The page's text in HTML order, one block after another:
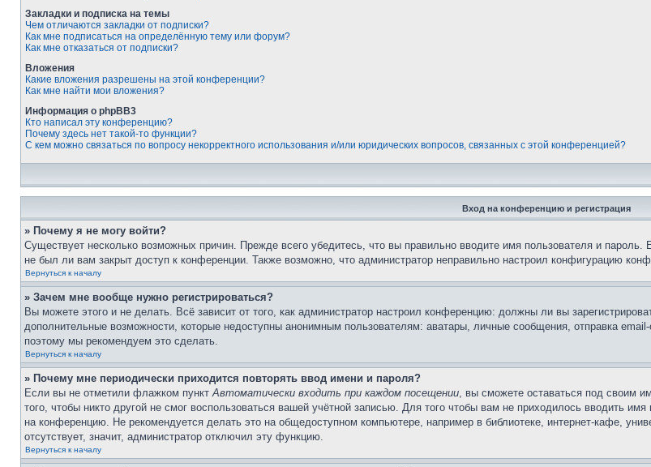
Закладки и подписка на темы
Чем отличаются закладки от подписки?
Как мне подписаться на определённую тему или форум?
Как мне отказаться от подписки?
Вложения
Какие вложения разрешены на этой конференции?
Как мне найти мои вложения?
Информация о phpBB3
Кто написал эту конференцию?
Почему здесь нет такой-то функции?
С кем можно связаться по вопросу некорректного использования и/или юридических вопросов, связанных с этой конференцией?
Вход на конференцию и регистрация
» Почему я не могу войти?
Существует несколько возможных причин. Прежде всего убедитесь, что вы правильно вводите имя пользователя и
не был ли вам закрыт доступ к конференции. Также возможно, что администратор неправильно настроил конфигурацию
Вернуться к началу
» Зачем мне вообще нужно регистрироваться?
Вы можете этого и не делать. Всё зависит от того, как администратор настроил конференцию: должны ли вы
дополнительные возможности, которые недоступны анонимным пользователям: аватары, личные сообщения, отправка
поэтому мы рекомендуем это сделать.
Вернуться к началу
» Почему мне периодически приходится повторять ввод имени и пароля?
Если вы не отметили флажком пунктАвтоматически входить при каждом посещении, вы сможете оставаться под своим
того, чтобы никто другой не смог воспользоваться вашей учётной записью. Для того чтобы вам не приходилось вводить
на конференцию. Не рекомендуется делать это на общедоступном компьютере, например в библиотеке, интернет-кафе,
отсутствует, значит, администратор отключил эту функцию.
Вернуться к началу